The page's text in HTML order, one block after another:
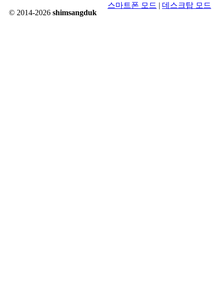
© 2014-2026 shimsangduk
스마트폰 모드 | 데스크탑 모드